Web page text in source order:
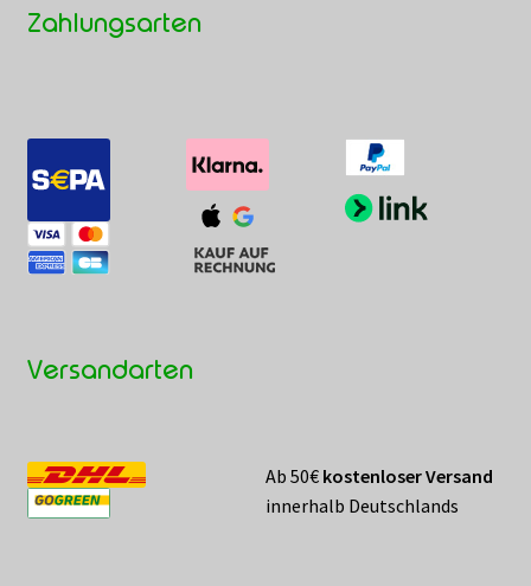
Zahlungsarten
Versandarten
Ab 50€ kostenloser Versand
innerhalb Deutschlands